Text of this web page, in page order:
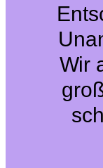
Wir